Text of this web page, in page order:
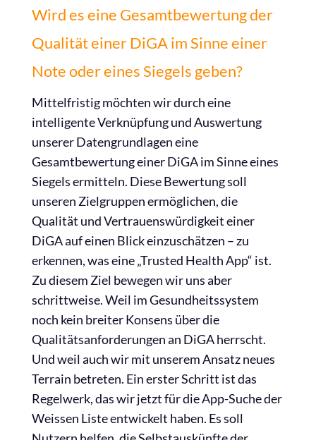
Wird es eine Gesamtbewertung der
Qualität einer DiGA im Sinne einer
Note oder eines Siegels geben?
Mittelfristig möchten wir durch eine
intelligente Verknüpfung und Auswertung
unserer Datengrundlagen eine
Gesamtbewertung einer DiGA im Sinne eines
Siegels ermitteln. Diese Bewertung soll
unseren Zielgruppen ermöglichen, die
Qualität und Vertrauenswürdigkeit einer
DiGA auf einen Blick einzuschätzen – zu
erkennen, was eine „Trusted Health App“ ist.
Zu diesem Ziel bewegen wir uns aber
schrittweise. Weil im Gesundheitssystem
noch kein breiter Konsens über die
Qualitätsanforderungen an DiGA herrscht.
Und weil auch wir mit unserem Ansatz neues
Terrain betreten. Ein erster Schritt ist das
Regelwerk, das wir jetzt für die App-Suche der
Weissen Liste entwickelt haben. Es soll